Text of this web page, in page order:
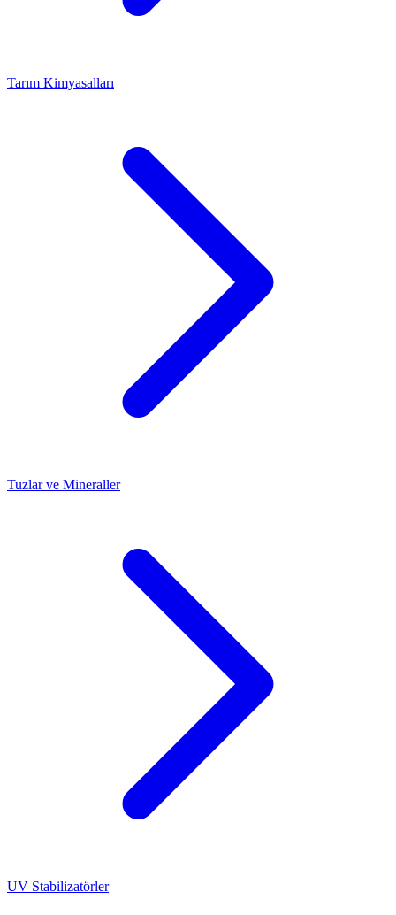
Tarım Kimyasalları
Tuzlar ve Mineraller
UV Stabilizatörler